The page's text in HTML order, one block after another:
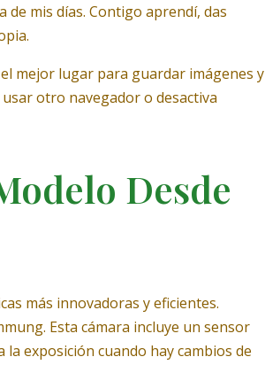
de mis días. Contigo aprendí, das
mejor lugar para guardar imágenes y
otro navegador o desactiva
Desde
más innovadoras y eficientes.
Esta cámara incluye un sensor
exposición cuando hay cambios de